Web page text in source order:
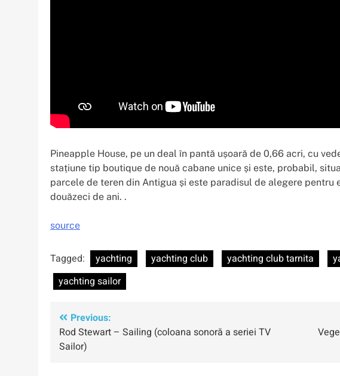
Pineapple House, pe un deal în pantă ușoară de 0,66 acri, cu
stațiune tip boutique de nouă cabane unice și este, probabil,
parcele de teren din Antigua și este paradisul de alegere pentru
douăzeci de ani. .
source
Tagged: yachting yachting club yachting club tarnita
yachting sailor
Navigare
în
Previous:
Rod Stewart – Sailing (coloana sonoră a seriei TV
Sailor)